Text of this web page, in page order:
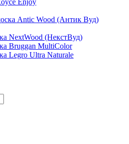
Enjoy
Antic Wood (Антик Вуд)
NextWood (НекстВуд)
Bruggan MultiColor
Legro Ultra Naturale